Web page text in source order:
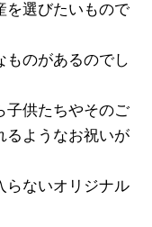
を選びたいもので
ものがあるのでし
子供たちやそのご
るようなお祝いが
らないオリジナル